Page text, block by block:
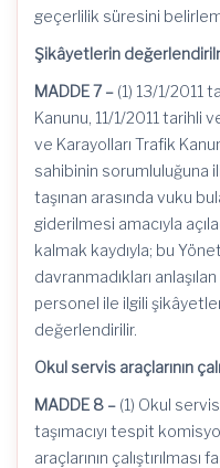
geçerlilik süresini
Şikâyetlerin
MADDE 7 – (1) 13/1/2011
Kanunu, 11/1/2011 tarihli
ve Karayolları Trafik
sahibinin sorumluluğuna
taşınan arasında vuku
giderilmesi amacıyla
kalmak kaydıyla; bu
davranmadıkları
personel ile ilgili
değerlendirilir.
Okul servis araçlarının
MADDE 8 – (1) Okul servis
taşımacıyı tespit
araçlarının